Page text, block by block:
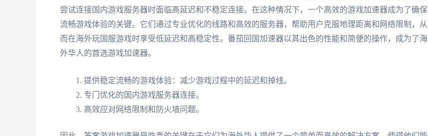
尝试连接国内游戏服务器时面临高延迟和不稳定连接。在这种情况下，一个高效的游戏加速器成为了确保
流畅游戏体验的关键。它们通过专业优化的线路和高效的服务器，帮助用户克服地理距离和网络限制，从
而在海外玩国服游戏时享受低延迟和高稳定性。番茄回国加速器以其出色的性能和简便的操作，成为了海
外华人的首选游戏加速器。
提供稳定流畅的游戏体验：减少游戏过程中的延迟和掉线。
专门优化的国内游戏服务器连接。
高效应对网络限制和防火墙问题。